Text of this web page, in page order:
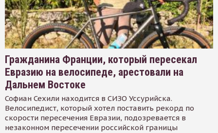
Гражданина Франции, который пересекал
Евразию на велосипеде, арестовали на
Дальнем Востоке
Софиан Сехили находится в СИЗО Уссурийска.
Велосипедист, который хотел поставить рекорд по
скорости пересечения Евразии, подозревается в
незаконном пересечении российской границы